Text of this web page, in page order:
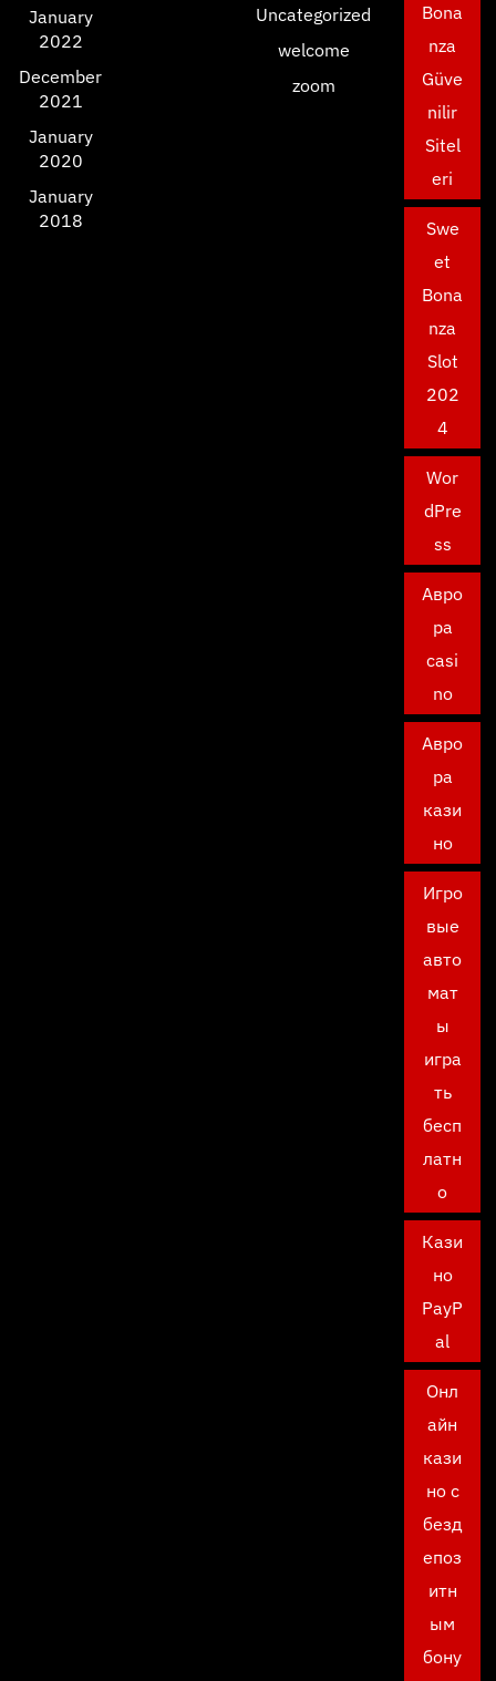
January
2022
December
2021
January
2020
January
2018
Uncategorized
welcome
zoom
Bona
nza
Güve
nilir
Sitel
eri
Swe
et
Bona
nza
Slot
202
4
Wor
dPre
ss
Авро
ра
casi
no
Авро
ра
кази
но
Игро
вые
авто
мат
ы
игра
ть
бесп
латн
о
Кази
но
PayP
al
Онл
айн
кази
но с
безд
епоз
итн
ым
бону